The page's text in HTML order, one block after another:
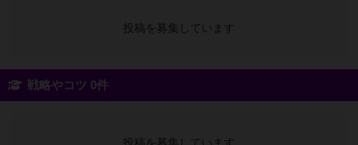
投稿を募集しています
戦略やコツ 0件